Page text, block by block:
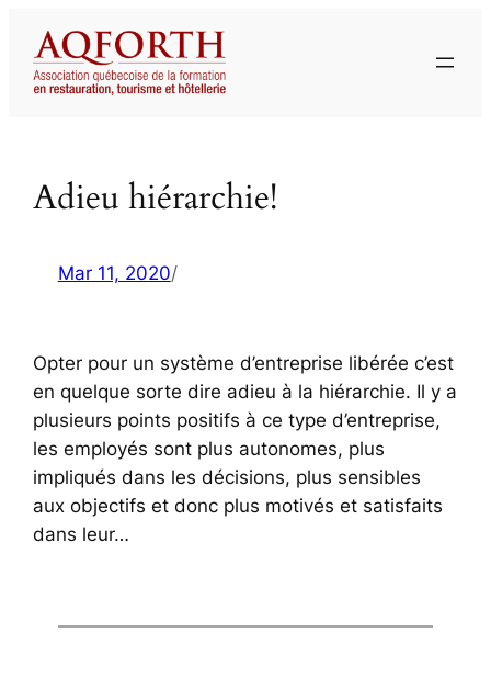
contenu
Adieu hiérarchie!
Mar 11, 2020/
Opter pour un système d’entreprise libérée c’est
en quelque sorte dire adieu à la hiérarchie. Il y a
plusieurs points positifs à ce type d’entreprise,
les employés sont plus autonomes, plus
impliqués dans les décisions, plus sensibles
aux objectifs et donc plus motivés et satisfaits
dans leur…